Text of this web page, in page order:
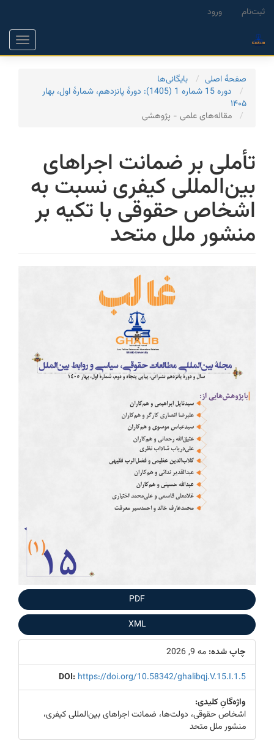
Main
Navigation
Sidebar
ثبت‌نام ورود
صفحۀ اصلی
بایگانی‌ها
دوره 15 شماره 1 (1405): دورۀ پانزدهم، شمارۀ اول، بهار
۱۴۰۵
مقاله‌های علمی - پژوهشی
تأملی بر ضمانت اجراهای
بین‌المللی کیفری نسبت به
اشخاص حقوقی با تکیه بر
منشور ملل متحد
Article
PDF
XML
چاپ شده: مه 9, 2026
DOI: https://doi.org/10.58342/ghalibqj.V.15.I.1.5
واژه‌گانِ کلیدی:
اشخاص حقوقی، دولت‌ها، ضمانت اجراهای بین‌المللی کیفری،
منشور ملل متحد